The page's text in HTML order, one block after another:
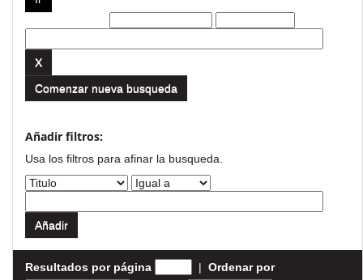
Comenzar nueva busqueda
Añadir filtros:
Usa los filtros para afinar la busqueda.
Resultados por página | Ordenar por